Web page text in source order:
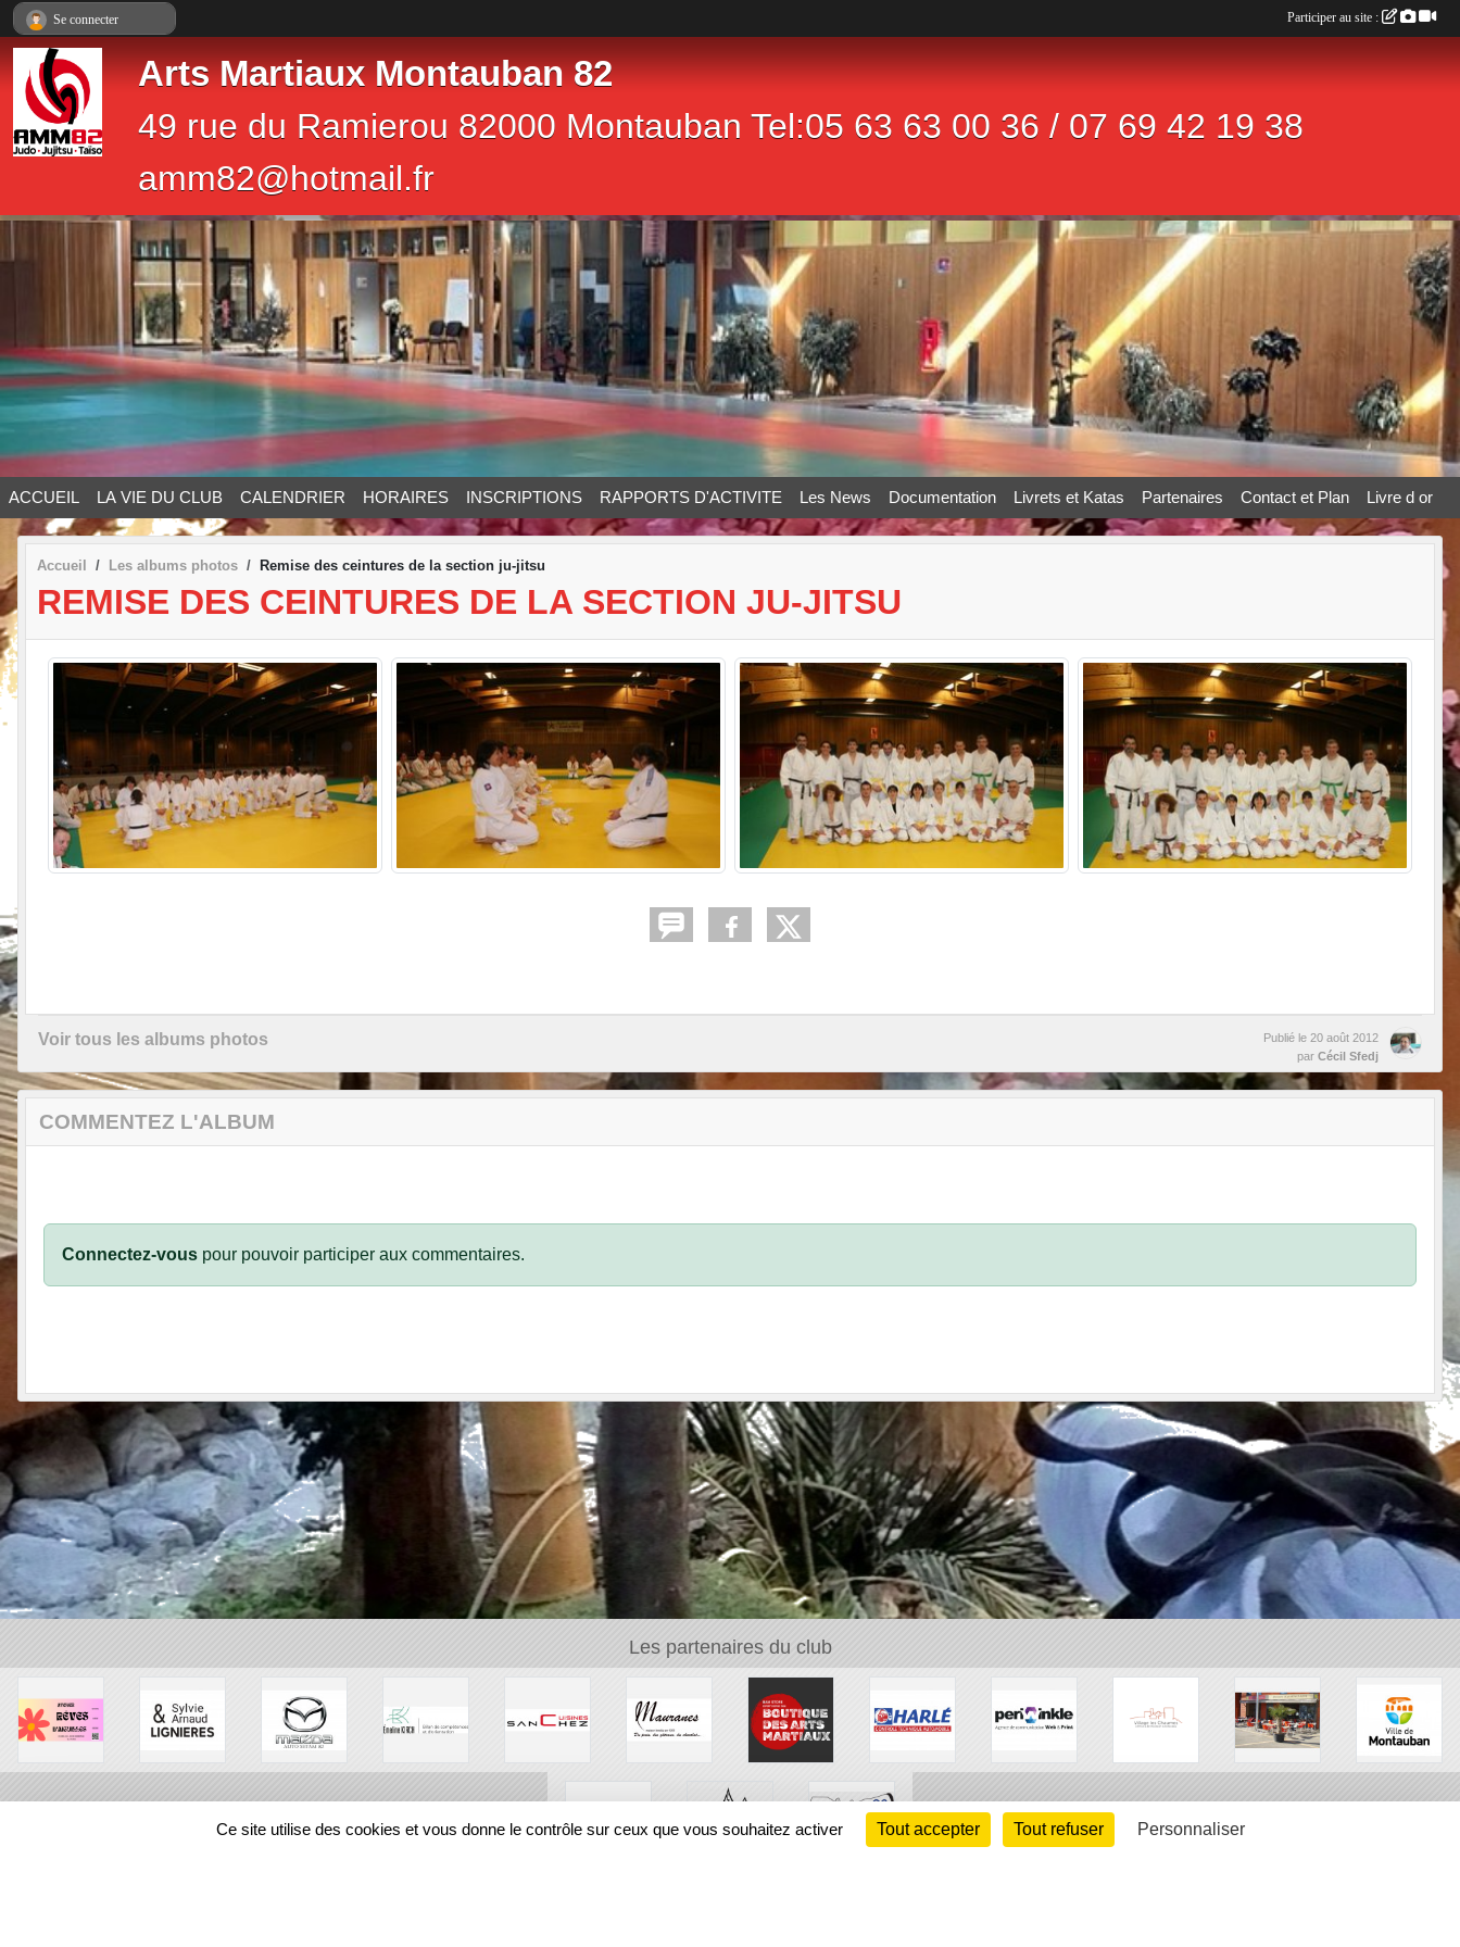
Arts Martiaux Montauban 82
49 rue du Ramierou 82000 Montauban Tel:05 63 63 00 36 / 07 69 42 19 38
amm82@hotmail.fr
ACCUEIL LA VIE DU CLUB CALENDRIER HORAIRES INSCRIPTIONS RAPPORTS D'ACTIVITE Les News Documentation Livrets et Katas Partenaires Contact et Plan Livre d or
Accueil Les albums photos Remise des ceintures de la section ju-jitsu
REMISE DES CEINTURES DE LA SECTION JU-JITSU
Voir tous les albums photos Publié le 20 août 2012
par Cécil Sfedj
COMMENTEZ L'ALBUM
Connectez-vous pour pouvoir participer aux commentaires.
Les partenaires du club
Se connecter Participer au site :
Panneau de gestion des cookies
Ce site utilise des cookies et vous donne le contrôle sur ceux que vous souhaitez activer Tout accepter Tout refuser Personnaliser